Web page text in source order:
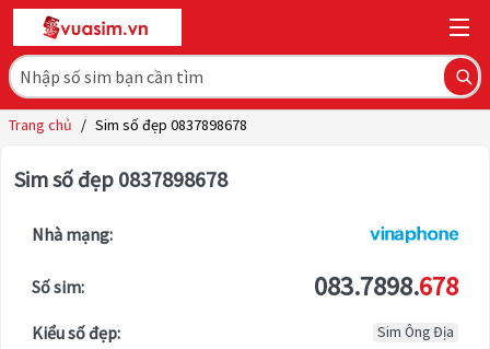
Trang chủ / Sim số đẹp 0837898678
Sim số đẹp 0837898678
Nhà mạng:
Số sim: 083.7898.678
Kiểu số đẹp: Sim Ông Địa